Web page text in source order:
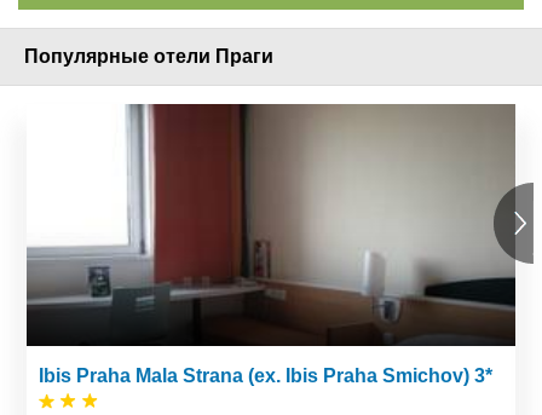
Популярные отели Праги
Ibis Praha Mala Strana (ex. Ibis Praha Smichov) 3*